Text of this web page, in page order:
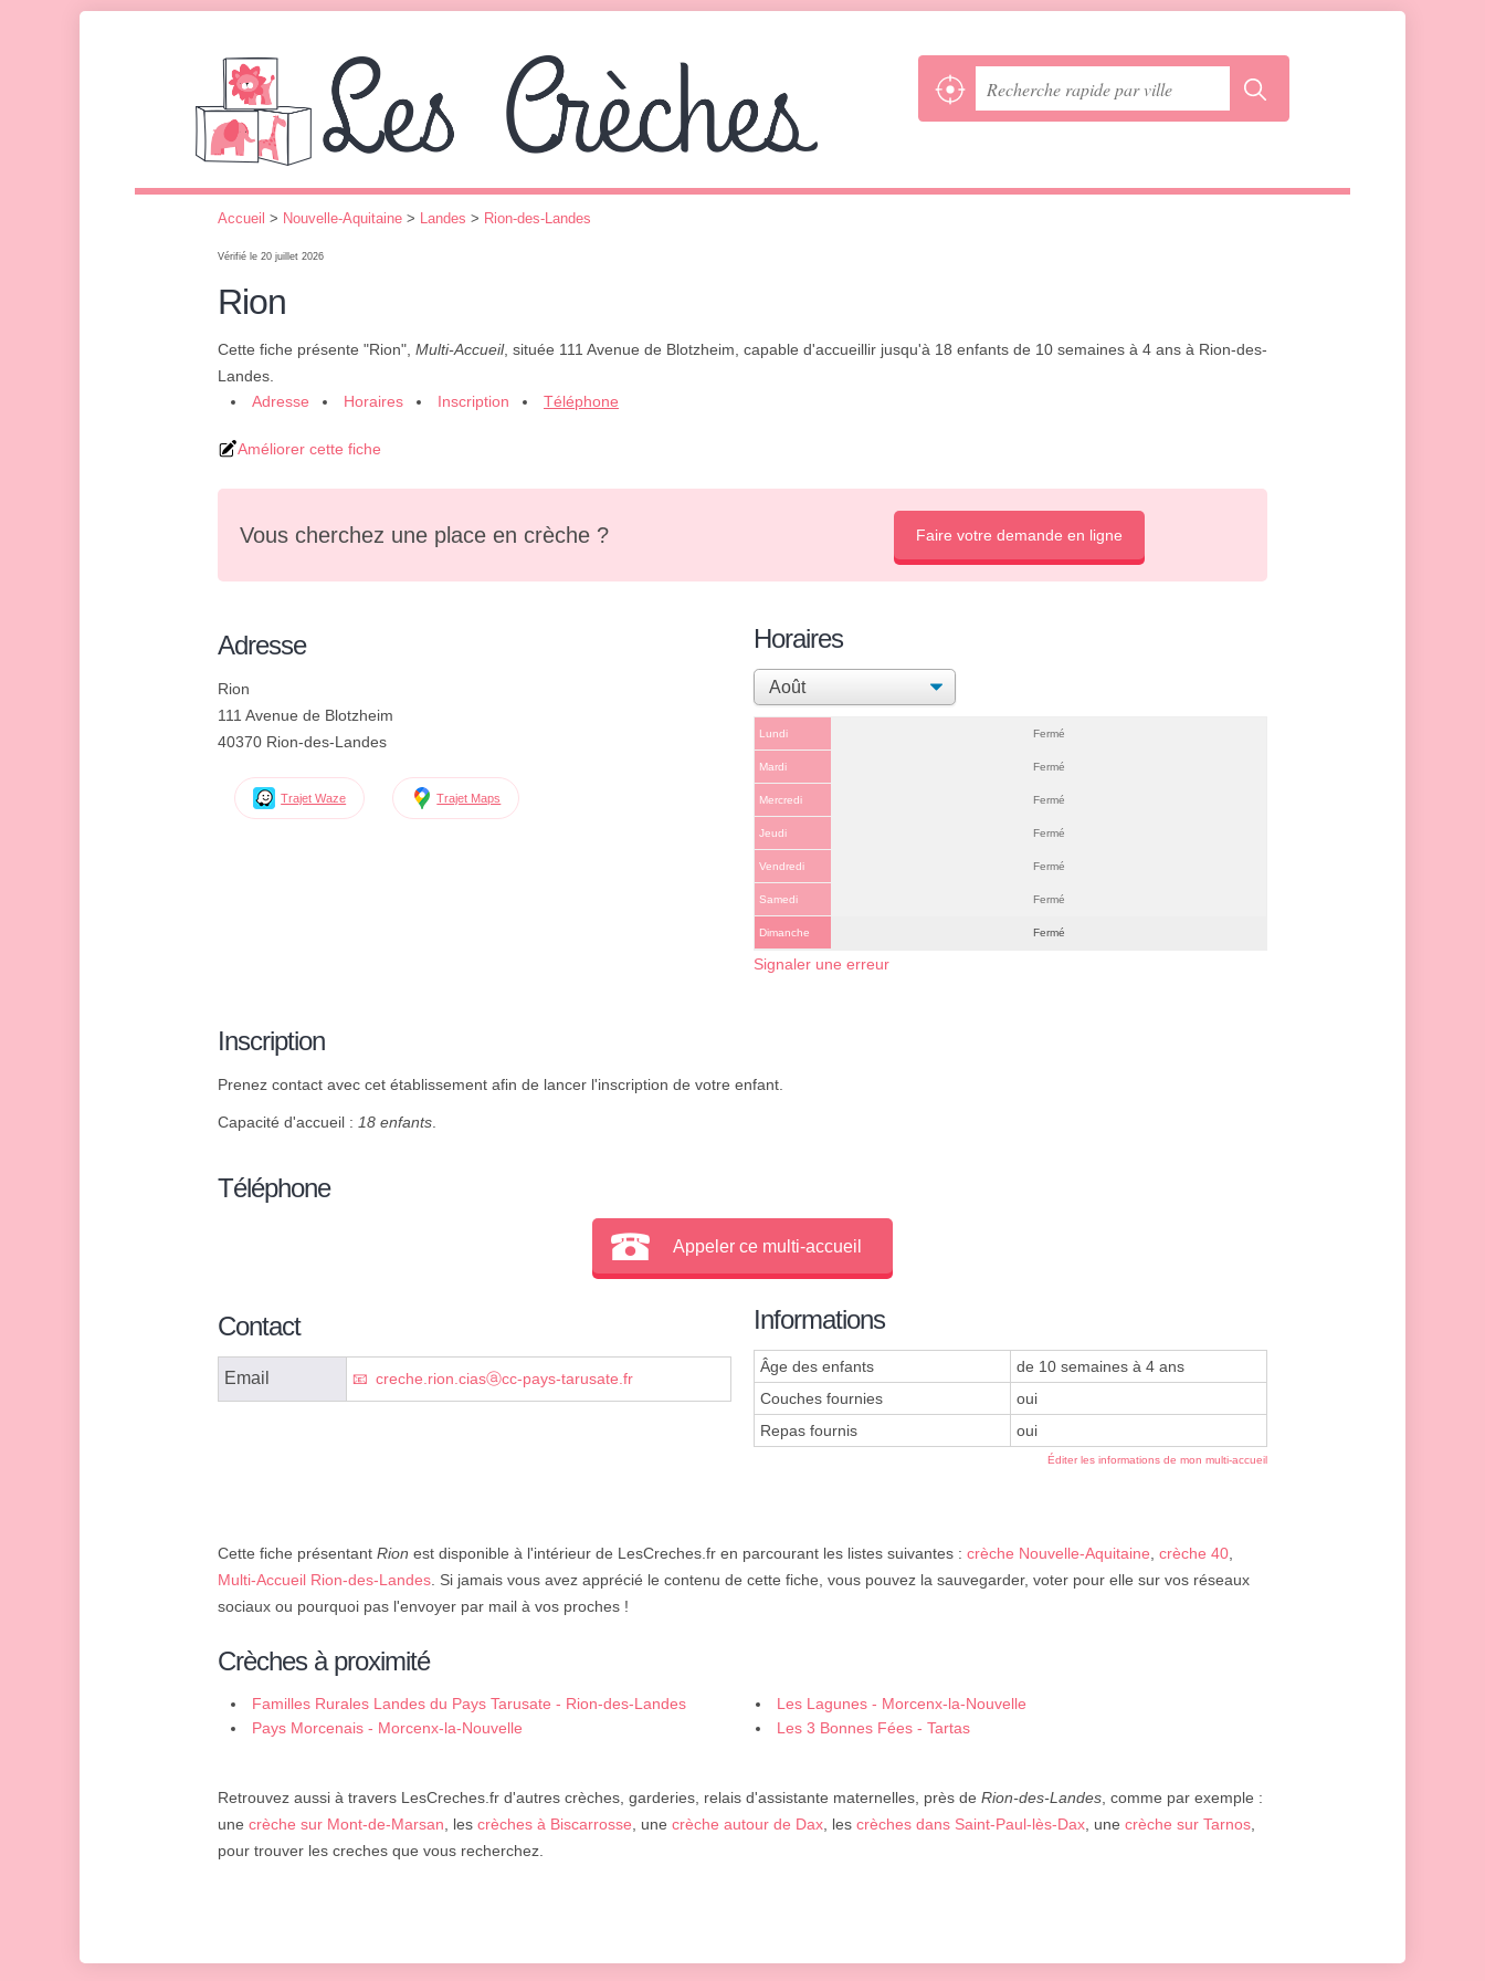
Accueil > Nouvelle-Aquitaine > Landes > Rion-des-Landes
Vérifié le 20 juillet 2026
Rion
Cette fiche présente "Rion", Multi-Accueil, située 111 Avenue de Blotzheim, capable d'accueillir jusqu'à 18 enfants de 10 semaines à 4 ans à Rion-des-
Landes.
Adresse
Horaires Inscription Téléphone
Améliorer cette fiche
Vous cherchez une place en crèche ? Faire votre demande en ligne
Adresse
Rion
111 Avenue de Blotzheim
40370 Rion-des-Landes
Trajet Waze Trajet Maps
Horaires
Lundi Fermé
Mardi Fermé
Mercredi Fermé
Jeudi Fermé
Vendredi Fermé
Samedi Fermé
Dimanche Fermé
Signaler une erreur
Inscription
Prenez contact avec cet établissement afin de lancer l'inscription de votre enfant.
Capacité d'accueil : 18 enfants
Téléphone
Appeler ce multi-accueil
Contact
Email creche.rion.ciasⓐcc-pays-tarusate.fr
Informations
Âge des enfants
de 10 semaines à 4 ans
Couches fournies
oui
Repas fournis
oui
Éditer les informations de mon multi-accueil
Cette fiche présentant Rion est disponible à l'intérieur de LesCreches.fr en parcourant les listes suivantes : crèche Nouvelle-Aquitaine crèche 40
Multi-Accueil Rion-des-Landes . Si jamais vous avez apprécié le contenu de cette fiche, vous pouvez la sauvegarder, voter pour elle sur vos réseaux
sociaux ou pourquoi pas l'envoyer par mail à vos proches !
Crèches à proximité
Familles Rurales Landes du Pays Tarusate - Rion-des-Landes
Les Lagunes - Morcenx-la-Nouvelle
Pays Morcenais - Morcenx-la-Nouvelle
Les 3 Bonnes Fées - Tartas
Retrouvez aussi à travers LesCreches.fr d'autres crèches, garderies, relais d'assistante maternelles, près de Rion-des-Landes , comme par exemple :
une crèche sur Mont-de-Marsan , les crèches à Biscarrosse , une crèche autour de Dax , les crèches dans Saint-Paul-lès-Dax , une crèche sur Tarnos
pour trouver les creches que vous recherchez.